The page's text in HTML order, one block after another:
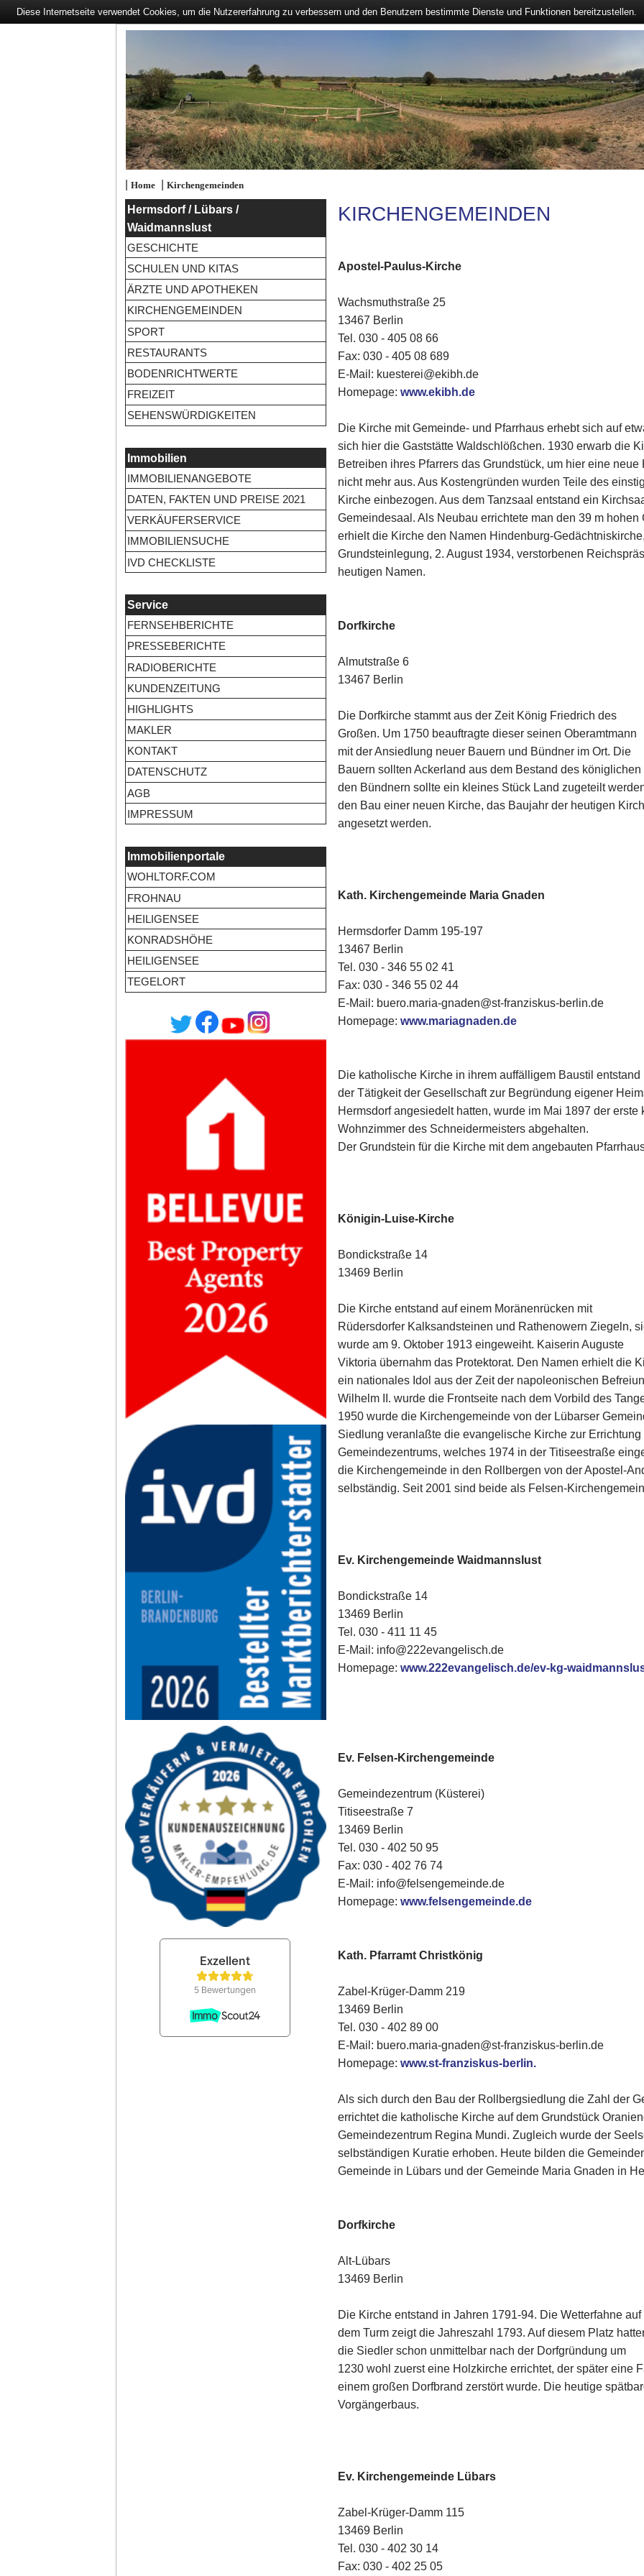
| Home| Kirchengemeinden
Hermsdorf / Lübars /
Waidmannslust
GESCHICHTE
SCHULEN UND KITAS
ÄRZTE UND APOTHEKEN
KIRCHENGEMEINDEN
SPORT
RESTAURANTS
BODENRICHTWERTE
FREIZEIT
SEHENSWÜRDIGKEITEN
Immobilien
IMMOBILIENANGEBOTE
DATEN, FAKTEN UND PREISE 2021
VERKÄUFERSERVICE
IMMOBILIENSUCHE
IVD CHECKLISTE
Service
FERNSEHBERICHTE
PRESSEBERICHTE
RADIOBERICHTE
KUNDENZEITUNG
HIGHLIGHTS
MAKLER
KONTAKT
DATENSCHUTZ
AGB
IMPRESSUM
Immobilienportale
WOHLTORF.COM
FROHNAU
HEILIGENSEE
KONRADSHÖHE
HEILIGENSEE
TEGELORT
KIRCHENGEMEINDEN
Apostel-Paulus-Kirche
Wachsmuthstraße 25
13467 Berlin
Tel. 030 - 405 08 66
Fax: 030 - 405 08 689
E-Mail: kuesterei@ekibh.de
Homepage:www.ekibh.de
Die Kirche mit Gemeinde- und Pfarrhaus erhebt sich auf
sich hier die Gaststätte Waldschlößchen. 1930 erwarb die
Betreiben ihres Pfarrers das Grundstück, um hier eine
nicht mehr aus. Aus Kostengründen wurden Teile des
Kirche einbezogen. Aus dem Tanzsaal entstand ein
Gemeindesaal. Als Neubau errichtete man den 39 m
erhielt die Kirche den Namen Hindenburg-
Grundsteinlegung, 2. August 1934, verstorbenen
heutigen Namen.
Dorfkirche
Almutstraße 6
13467 Berlin
Die Dorfkirche stammt aus der Zeit König Friedrich des
Großen. Um 1750 beauftragte dieser seinen Oberamtmann
mit der Ansiedlung neuer Bauern und Bündner im Ort. Die
Bauern sollten Ackerland aus dem Bestand des
den Bündnern sollte ein kleines Stück Land zugeteilt
den Bau einer neuen Kirche, das Baujahr der heutigen
angesetzt werden.
Kath. Kirchengemeinde Maria Gnaden
Hermsdorfer Damm 195-197
13467 Berlin
Tel. 030 - 346 55 02 41
Fax: 030 - 346 55 02 44
E-Mail: buero.maria-gnaden@st-franziskus-berlin.de
Homepage:www.mariagnaden.de
Die katholische Kirche in ihrem auffälligem Baustil
der Tätigkeit der Gesellschaft zur Begründung eigener
Hermsdorf angesiedelt hatten, wurde im Mai 1897 der
Wohnzimmer des Schneidermeisters abgehalten.
Der Grundstein für die Kirche mit dem angebauten
Königin-Luise-Kirche
Bondickstraße 14
13469 Berlin
Die Kirche entstand auf einem Moränenrücken mit
Rüdersdorfer Kalksandsteinen und Rathenowern Ziegeln,
wurde am 9. Oktober 1913 eingeweiht. Kaiserin Auguste
Viktoria übernahm das Protektorat. Den Namen erhielt die
ein nationales Idol aus der Zeit der napoleonischen
Wilhelm II. wurde die Frontseite nach dem Vorbild des
1950 wurde die Kirchengemeinde von der Lübarser
Siedlung veranlaßte die evangelische Kirche zur
Gemeindezentrums, welches 1974 in der Titiseestraße
die Kirchengemeinde in den Rollbergen von der Apostel-
selbständig. Seit 2001 sind beide als Felsen-
Ev. Kirchengemeinde Waidmannslust
Bondickstraße 14
13469 Berlin
Tel. 030 - 411 11 45
E-Mail: info@222evangelisch.de
Homepage:www.222evangelisch.de/ev-kg-
Ev. Felsen-Kirchengemeinde
Gemeindezentrum (Küsterei)
Titiseestraße 7
13469 Berlin
Tel. 030 - 402 50 95
Fax: 030 - 402 76 74
E-Mail: info@felsengemeinde.de
Homepage:www.felsengemeinde.de
Kath. Pfarramt Christkönig
Zabel-Krüger-Damm 219
13469 Berlin
Tel. 030 - 402 89 00‎
E-Mail: buero.maria-gnaden@st-franziskus-berlin.de
Homepage:www.st-franziskus-berlin.
Als sich durch den Bau der Rollbergsiedlung die Zahl der
errichtet die katholische Kirche auf dem Grundstück
Gemeindezentrum Regina Mundi. Zugleich wurde der
selbständigen Kuratie erhoben. Heute bilden die
Gemeinde in Lübars und der Gemeinde Maria Gnaden in
Dorfkirche
Alt-Lübars
13469 Berlin
Die Kirche entstand in Jahren 1791-94. Die Wetterfahne auf
dem Turm zeigt die Jahreszahl 1793. Auf diesem Platz
die Siedler schon unmittelbar nach der Dorfgründung um
1230 wohl zuerst eine Holzkirche errichtet, der später eine
einem großen Dorfbrand zerstört wurde. Die heutige
Vorgängerbaus.
Ev. Kirchengemeinde Lübars
Zabel-Krüger-Damm 115
13469 Berlin
Tel. 030 - 402 30 14
Fax: 030 - 402 25 05
Diese Internetseite verwendet Cookies, um die Nutzererfahrung zu verbessern und den Benutzern bestimmte Dienste und Funktionen bereitzustellen.